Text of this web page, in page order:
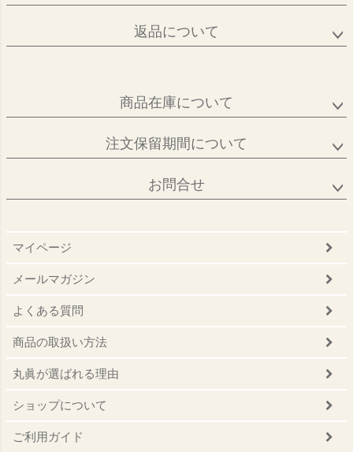
返品について
商品在庫について
注文保留期間について
お問合せ
マイページ
メールマガジン
よくある質問
商品の取扱い方法
丸眞が選ばれる理由
ショップについて
ご利用ガイド